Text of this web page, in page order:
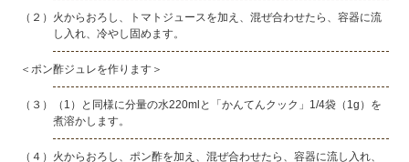
（２）火からおろし、トマトジュースを加え、混ぜ合わせたら、容器に流
し入れ、冷やし固めます。
＜ポン酢ジュレを作ります＞
（３）（1）と同様に分量の水220mlと「かんてんクック」1/4袋（1g）を
煮溶かします。
（４）火からおろし、ポン酢を加え、混ぜ合わせたら、容器に流し入れ、